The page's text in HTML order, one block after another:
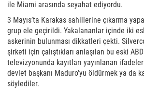
ile Miami arasında seyahat ediyordu.
3 Mayıs’ta Karakas sahillerine çıkarma
grup ele geçirildi. Yakalananlar içinde iki
askerinin bulunması dikkatleri çekti.
şirketi için çalıştıkları anlaşılan bu eski
televizyonunda kayıtları yayınlanan
devlet başkanı Maduro’yu öldürmek ya da
söylediler.